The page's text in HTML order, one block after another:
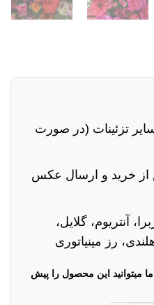
تزئینات (در صورت
از خرید و ارسال عکس
آنتریوم، گلایل،
رز مینیاتوری
میتوانید این محصول را پیش